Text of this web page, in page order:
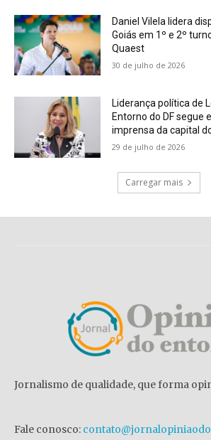
Daniel Vilela lidera
Goiás em 1º e 2º
Quaest
30 de julho de 2026
Liderança política de
Entorno do DF segue
imprensa da capital
29 de julho de 2026
Carregar mais
Jornalismo de qualidade, que forma
Fale conosco: